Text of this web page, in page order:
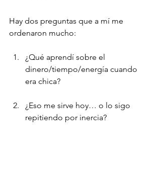
Hay dos preguntas que a mí me
ordenaron mucho:
¿Qué aprendí sobre el
dinero/tiempo/energía cuando
era chica?
¿Eso me sirve hoy… o lo sigo
repitiendo por inercia?